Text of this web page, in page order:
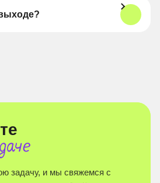
задачу, и мы свяжемся с